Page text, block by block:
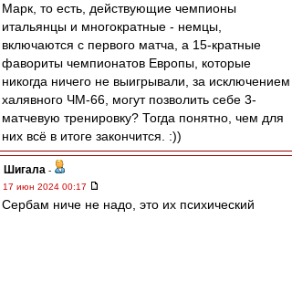
Марк, то есть, действующие чемпионы
итальянцы и многократные - немцы,
включаются с первого матча, а 15-кратные
фавориты чемпионатов Европы, которые
никогда ничего не выигрывали, за исключением
халявного ЧМ-66, могут позволить себе 3-
матчевую тренировку? Тогда понятно, чем для
них всё в итоге закончится. :))
Шигала -
17 июн 2024 00:17
Сербам ниче не надо, это их психический